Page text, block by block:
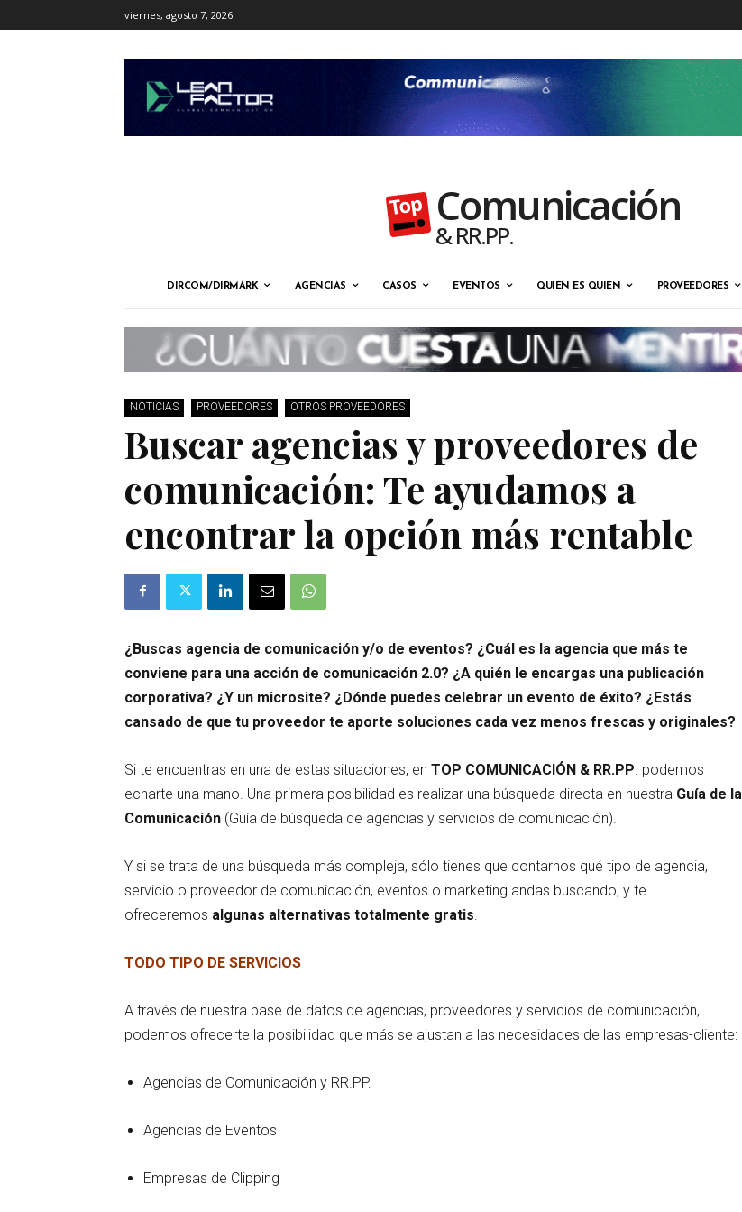
viernes, agosto 7, 2026
Comunicación
& RR.PP.
DIRCOM/DIRMARK AGENCIAS CASOS EVENTOS QUIÉN ES QUIÉN PROVEEDORES
NOTICIAS PROVEEDORES OTROS PROVEEDORES
Buscar agencias y proveedores de
comunicación: Te ayudamos a
encontrar la opción más rentable
¿Buscas agencia de comunicación y/o de eventos? ¿Cuál es la agencia que más te
conviene para una acción de comunicación 2.0? ¿A quién le encargas una publicación
corporativa? ¿Y un microsite? ¿Dónde puedes celebrar un evento de éxito? ¿Estás
cansado de que tu proveedor te aporte soluciones cada vez menos frescas y originales?
Si te encuentras en una de estas situaciones, en TOP COMUNICACIÓN & RR.PP . podemos
echarte una mano. Una primera posibilidad es realizar una búsqueda directa en nuestra Guía de la
Comunicación (Guía de búsqueda de agencias y servicios de comunicación).
Y si se trata de una búsqueda más compleja, sólo tienes que contarnos qué tipo de agencia,
servicio o proveedor de comunicación, eventos o marketing andas buscando, y te
ofreceremos algunas alternativas totalmente gratis
TODO TIPO DE SERVICIOS
A través de nuestra base de datos de agencias, proveedores y servicios de comunicación,
podemos ofrecerte la posibilidad que más se ajustan a las necesidades de las empresas-cliente:
Agencias de Comunicación y RR.PP.
Agencias de Eventos
Empresas de Clipping